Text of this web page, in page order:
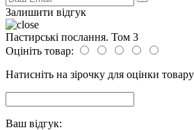
Залишити відгук
Пастирські послання. Том 3
Оцініть товар:
Натисніть на зірочку для оцінки товару
Ваш відгук: